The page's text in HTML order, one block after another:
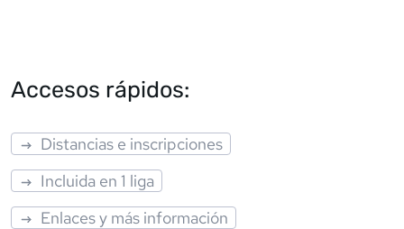
Accesos rápidos:
Distancias e inscripciones
Incluida en 1 liga
Enlaces y más información